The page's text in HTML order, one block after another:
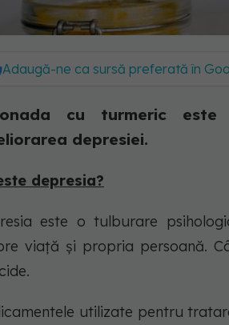
Adaugă-ne ca sursă preferată în
cu turmeric
depresiei.
depresia?
este o tulburare
viață și propria persoană.
utilizate pentru